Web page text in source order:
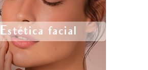
Estética facial